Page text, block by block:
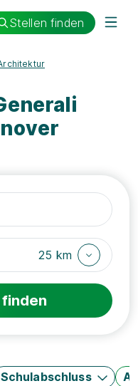
Stellen finden
25 km
Schulabschluss